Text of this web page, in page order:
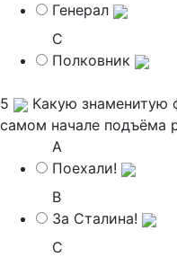
Генерал
C
Полковник
5
Какую знаменитую
самом начале подъёма
A
Поехали!
B
За Сталина!
C